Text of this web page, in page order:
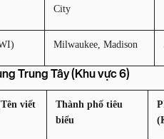
City
Milwaukee, Madison
Trung Tây (Khu vực 6)
viết
Thành phố tiêu
biểu